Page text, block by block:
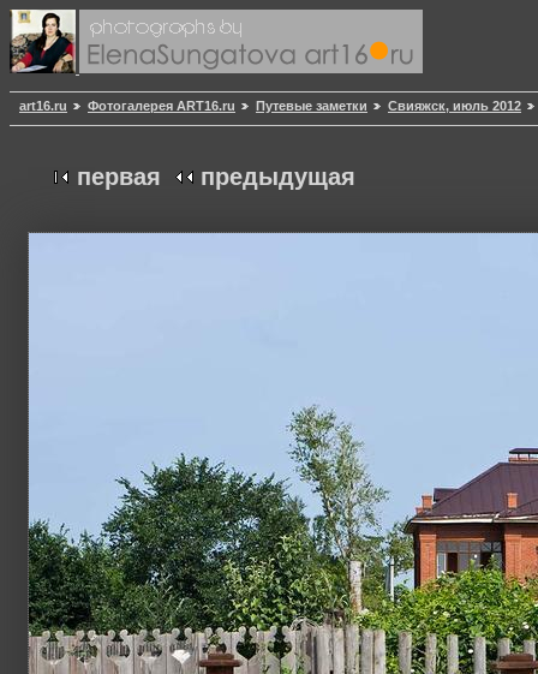
art16.ru Фотогалерея ART16.ru Путевые заметки Свияжск, июль 2012
первая предыдущая